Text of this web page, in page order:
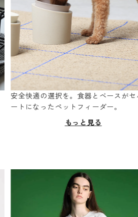
安全快適の選択を。食器とベースがセ
ートになったペットフィーダー。
もっと見る